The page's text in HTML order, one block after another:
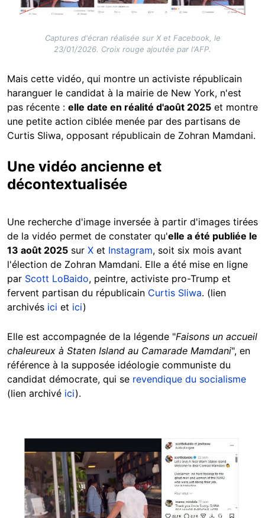
Captures d'écran réalisée sur X et Facebook, le
23/01/2026. Croix rouge ajoutée par l'AFP.
Mais cette vidéo, qui montre un activiste républicain
haranguer le candidat à la mairie de New York, n'est
pas récente : elle date en réalité d'août 2025 et montre
une petite action ciblée menée par des partisans de
Curtis Sliwa, opposant républicain de Zohran Mamdani.
Une vidéo ancienne et
décontextualisée
Une recherche d'image inversée à partir d'images tirées
de la vidéo permet de constater qu'elle a été publiée le
13 août 2025 sur X et Instagram, soit six mois avant
l'élection de Zohran Mamdani. Elle a été mise en ligne
par Scott LoBaido, peintre, activiste pro-Trump et
fervent partisan du républicain Curtis Sliwa. (lien
archivés ici et ici)
Elle est accompagnée de la légende "Faisons un accueil
chaleureux à Staten Island au Camarade Mamdani", en
référence à la supposée idéologie communiste du
candidat démocrate, qui se revendique du socialisme
(lien archivé ici).
Image